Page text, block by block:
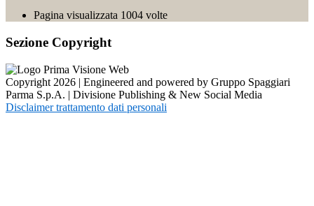
Pagina visualizzata 1004 volte
Sezione Copyright
Copyright 2026 | Engineered and powered by Gruppo Spaggiari
Parma S.p.A. | Divisione Publishing & New Social Media
Disclaimer trattamento dati personali